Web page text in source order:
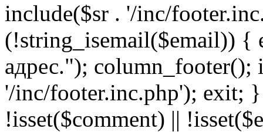
include($sr . '/inc/
(!string_isemail($email)) {
адрес."); column_footer();
'/inc/footer.inc.php'); exit;
!isset($comment) ||